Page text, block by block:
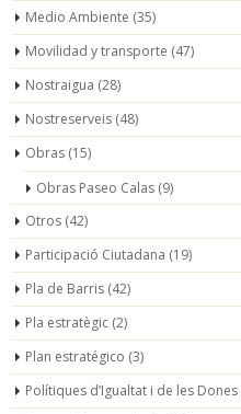
Medio Ambiente (35)
Movilidad y transporte (47)
Nostraigua (28)
Nostreserveis (48)
Obras (15)
Obras Paseo Calas (9)
Otros (42)
Participació Ciutadana (19)
Pla de Barris (42)
Pla estratègic (2)
Plan estratégico (3)
Polítiques d’Igualtat i de les Dones